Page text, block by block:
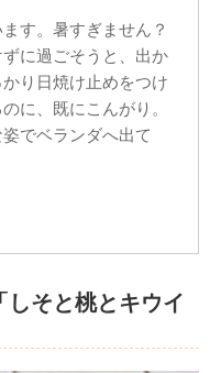
す。暑すぎません？
に過ごそうと、出か
り日焼け止めをつけ
に、既にこんがり。
でベランダへ出て
そと桃とキウイ